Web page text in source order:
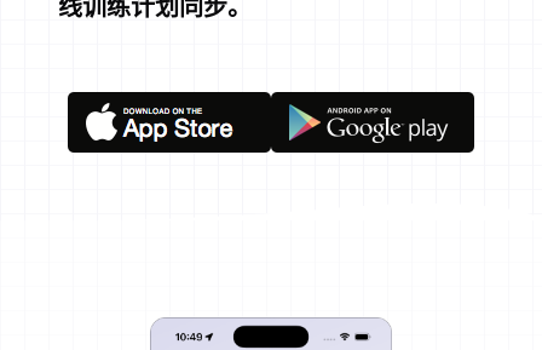
线训练计划同步。